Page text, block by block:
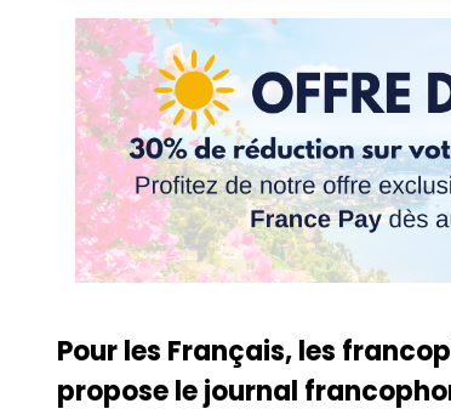
Pour les Français, les
propose le journal